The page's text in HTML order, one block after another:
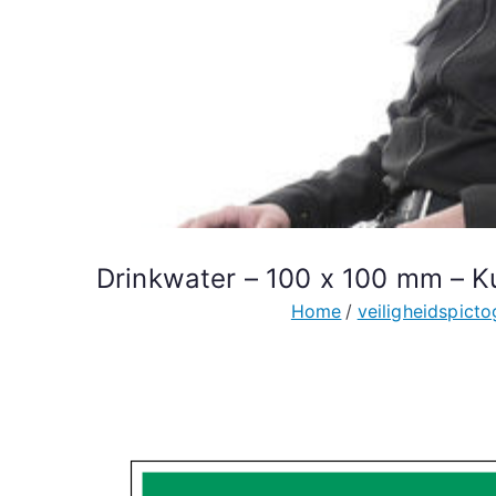
Drinkwater – 100 x 100 mm –
Home